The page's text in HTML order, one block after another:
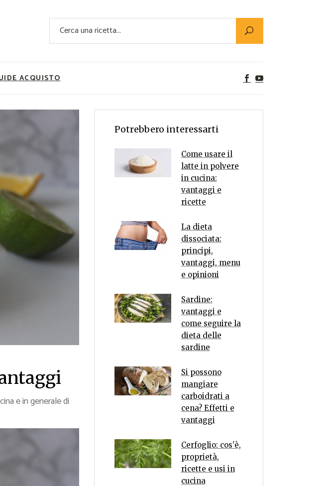
Cerca
ACQUISTO
Ricette Facili e Veloci
Ricette Primi Piatti
Ricette Dolci
Ricette Carne
Ricette Secondi
Video Ricette
Ricette per Ingrediente
Utility
Super Alimenti
Ricette Vegetariane
Rumors
e in generale di
Potrebbero interessarti
Come usare il
latte in polvere
in cucina:
vantaggi e
ricette
La dieta
dissociata:
principi,
vantaggi, menu
e opinioni
Sardine:
vantaggi e
come seguire la
dieta delle
sardine
Si possono
mangiare
carboidrati a
cena? Effetti e
vantaggi
Cerfoglio: cos'è,
proprietà,
ricette e usi in
cucina